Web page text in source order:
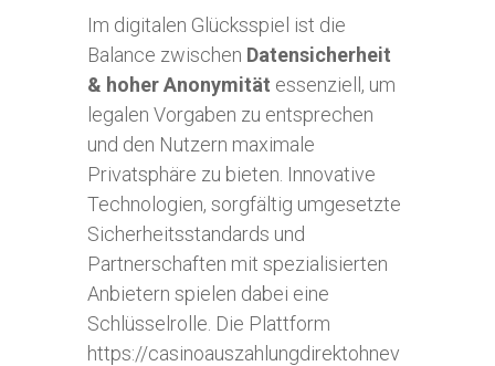
Im digitalen Glücksspiel ist die
Balance zwischen Datensicherheit
& hoher Anonymität essenziell, um
legalen Vorgaben zu entsprechen
und den Nutzern maximale
Privatsphäre zu bieten. Innovative
Technologien, sorgfältig umgesetzte
Sicherheitsstandards und
Partnerschaften mit spezialisierten
Anbietern spielen dabei eine
Schlüsselrolle. Die Plattform
https://casinoauszahlungdirektohnev